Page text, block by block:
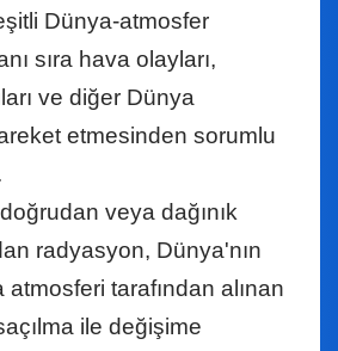
Dünya-atmosfer
sıra hava olayları,
ve diğer Dünya
etmesinden sorumlu
doğrudan veya dağınık
radyasyon, Dünya'nın
tarafından alınan
ile değişime